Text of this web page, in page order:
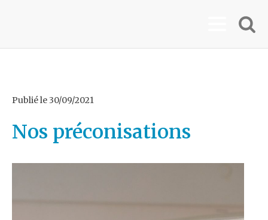
Publié le30/09/2021
Nos préconisations